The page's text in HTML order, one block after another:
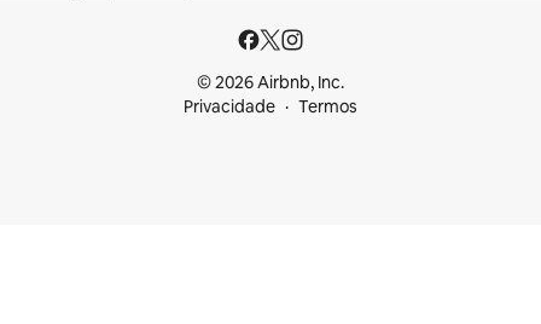
© 2026 Airbnb, Inc.
Privacidade
Termos